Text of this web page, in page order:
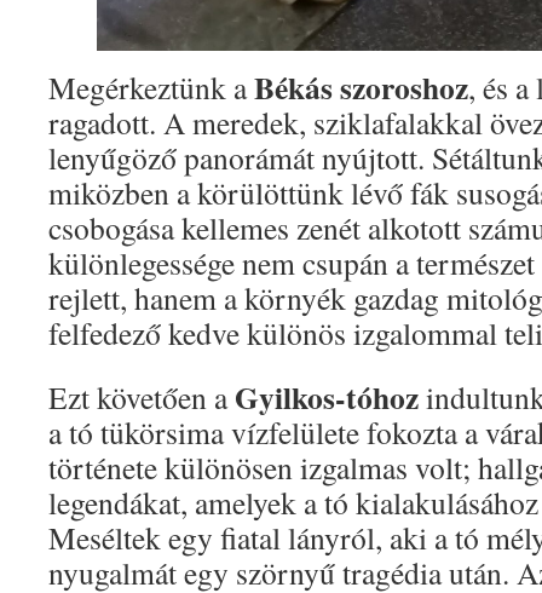
Megérkeztünk aBékás szoroshoz, és
ragadott. A meredek, sziklafalakkal
lenyűgöző panorámát nyújtott.
miközben a körülöttünk lévő fák
csobogása kellemes zenét alkotott
különlegessége nem csupán a
rejlett, hanem a környék gazdag
felfedező kedve különös izgalommal
Ezt követően aGyilkos-tóhoz
a tó tükörsima vízfelülete fokozta a
története különösen izgalmas volt;
legendákat, amelyek a tó
Meséltek egy fiatal lányról, aki a tó
nyugalmát egy szörnyű tragédia után.